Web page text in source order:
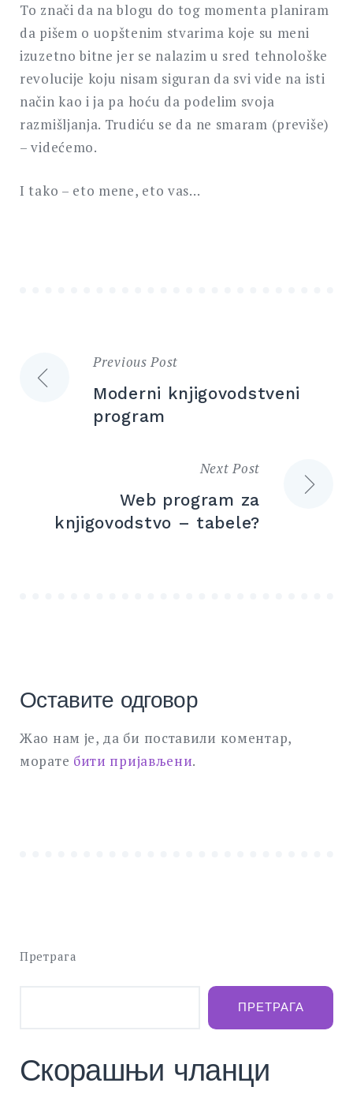
To znači da na blogu do tog momenta planiram
da pišem o uopštenim stvarima koje su meni
izuzetno bitne jer se nalazim u sred tehnološke
revolucije koju nisam siguran da svi vide na isti
način kao i ja pa hoću da podelim svoja
razmišljanja. Trudiću se da ne smaram (previše)
– videćemo.
I tako – eto mene, eto vas…
Кретање
чланка
Previous Post
Moderni knjigovodstveni
program
Next Post
Web program za
knjigovodstvo – tabele?
Оставите одговор
Жао нам је, да би поставили коментар,
морате бити пријављени.
Претрага
ПРЕТРАГА
Скорашњи чланци